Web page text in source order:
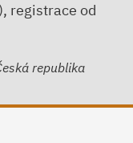
registrace od
republika